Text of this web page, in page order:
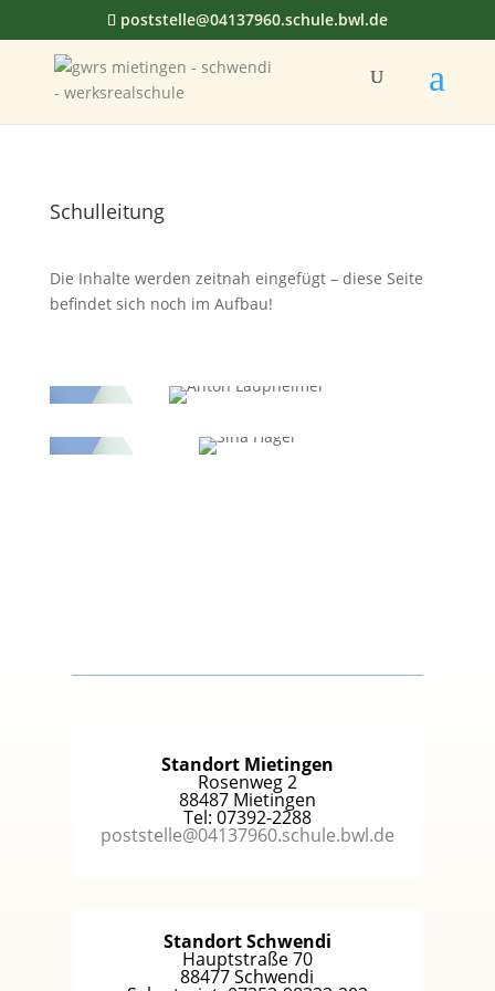
poststelle@04137960.schule.bwl.de
Schulleitung
Die Inhalte werden zeitnah eingefügt – diese Seite
befindet sich noch im Aufbau!
Standort Mietingen
Rosenweg 2
88487 Mietingen
Tel: 07392-2288
poststelle@04137960.schule.bwl.de
Standort Schwendi
Hauptstraße 70
88477 Schwendi